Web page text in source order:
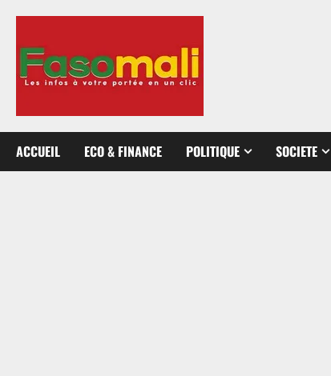
contenu
ACCUEIL ECO & FINANCE POLITIQUE SOCIETE